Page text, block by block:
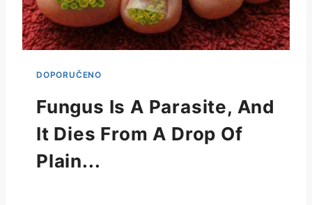
Fungus Is A Parasite, And
It Dies From A Drop Of
Plain...